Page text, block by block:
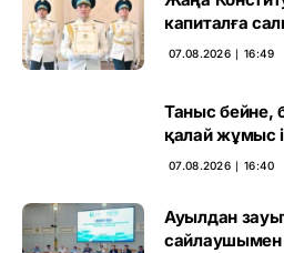
капиталға
негіз
07.08.2026 ∣ 16:49
Таныс бейне,
қалай жұмыс
07.08.2026 ∣ 16:40
Ауылдан
сайлаушымен